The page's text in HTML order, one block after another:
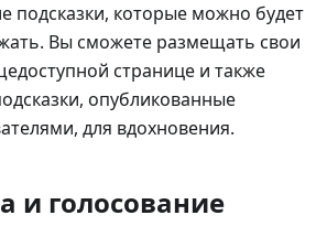
подсказки, которые можно будет
Вы сможете размещать свои
странице и также
опубликованные
для вдохновения.
и голосование